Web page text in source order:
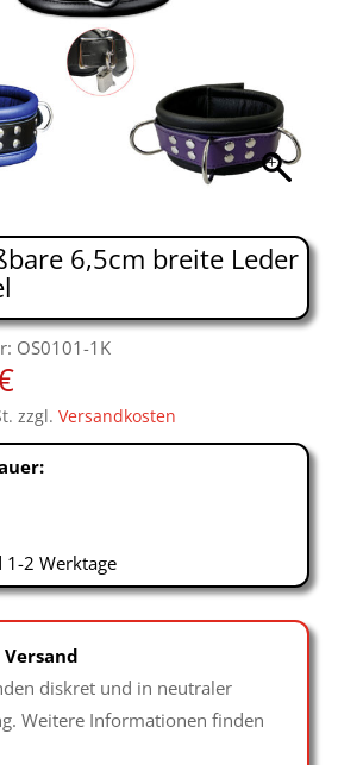
6,5cm breite Leder
OS0101-1K
zzgl. Versandkosten
1-2 Werktage
diskret und in neutraler
Weitere Informationen finden